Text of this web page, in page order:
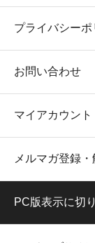
プライバシーポ
お問い合わせ
マイアカウント
メルマガ登録・
PC版表示に切